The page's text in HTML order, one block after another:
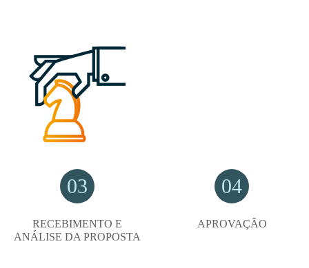
03
RECEBIMENTO E
ANÁLISE DA PROPOSTA
04
APROVAÇÃO